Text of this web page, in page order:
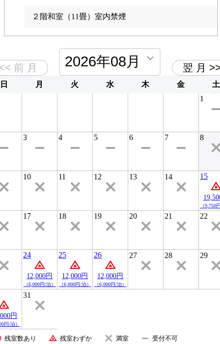
洗面台 簡易調理器具各種
2階和室（15畳）室内禁煙 バルコニーにて喫煙可能
２階和室（11畳）室内禁煙
ペットと泊まれる部屋 1階８畳＋８畳＋縁側付き室内
臨時4畳狭部屋個室ベッドルーム
日 月 火 水 木 金
土
1
3 4 5 6 7 8
10 11 12 13 14 15
（9,750
17 18 19 20 21 22
24
12,000円
（6,000円/泊）
25
12,000円
（6,000円/泊）
26
12,000円
（6,000円/泊）
27 28 29
円
円/泊）
31
残室数あり 残室わずか 満室
受付不可